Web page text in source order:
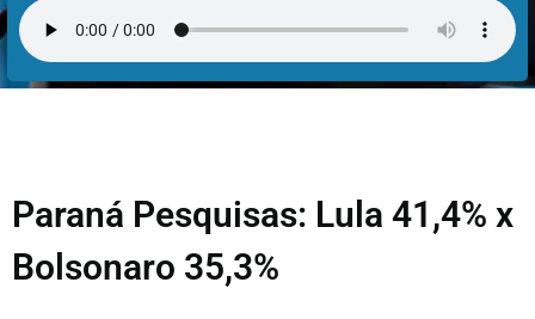
Paraná Pesquisas: Lula 41,4% x
Bolsonaro 35,3%